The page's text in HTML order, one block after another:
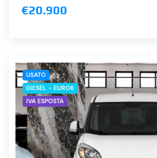
€20.900
USATO
DIESEL - EURO6
IVA ESPOSTA